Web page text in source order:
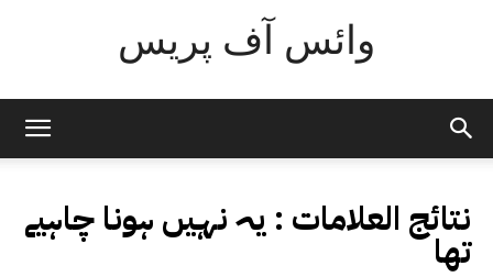
وائس آف پریس
نتائج العلامات : یہ نہیں ہونا چاہیے
تھا